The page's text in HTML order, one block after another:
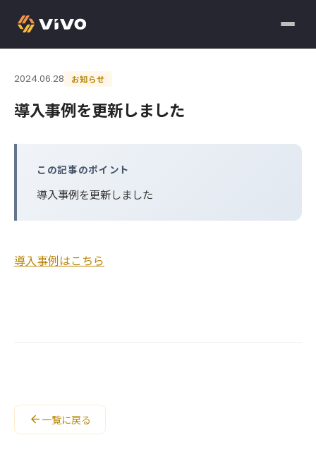
2024.06.28 お知らせ
導入事例を更新しました
この記事のポイント
導入事例を更新しました
導入事例はこちら
arrow_back 一覧に戻る